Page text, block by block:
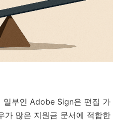
부인 Adobe Sign은 편집 가
가 많은 지원금 문서에 적합한